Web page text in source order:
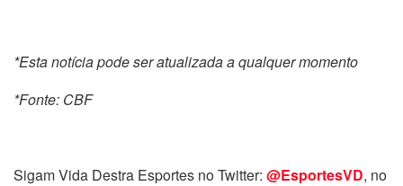
*Esta notícia pode ser atualizada a qualquer momento
*Fonte: CBF
Sigam Vida Destra Esportes no Twitter: @EsportesVD, no